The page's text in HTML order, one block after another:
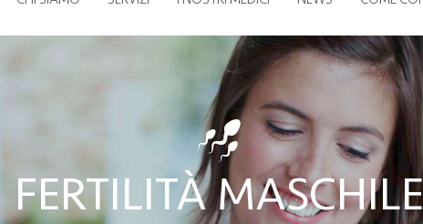
c
FERTILITÀ MASCHILE